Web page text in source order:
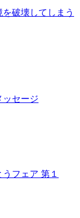
破壊してしまう
ッセージ
フェア 第１